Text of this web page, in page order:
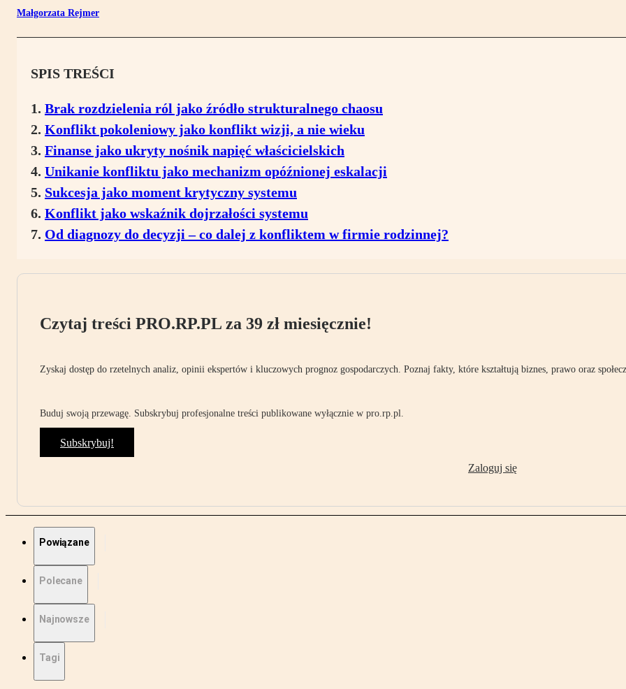
Małgorzata Rejmer
SPIS TREŚCI
Brak rozdzielenia ról jako źródło strukturalnego chaosu
Konflikt pokoleniowy jako konflikt wizji, a nie wieku
Finanse jako ukryty nośnik napięć właścicielskich
Unikanie konfliktu jako mechanizm opóźnionej eskalacji
Sukcesja jako moment krytyczny systemu
Konflikt jako wskaźnik dojrzałości systemu
Od diagnozy do decyzji – co dalej z konfliktem w firmie rodzinnej?
Czytaj treści PRO.RP.PL za 39 zł miesięcznie!
Zyskaj dostęp do rzetelnych analiz, opinii ekspertów i kluczowych prognoz gospodarczych. Poznaj fakty, które kształtują biznes, prawo oraz
Buduj swoją przewagę. Subskrybuj profesjonalne treści publikowane wyłącznie w pro.rp.pl.
Subskrybuj!
Zaloguj się
Powiązane
Polecane
Najnowsze
Tagi